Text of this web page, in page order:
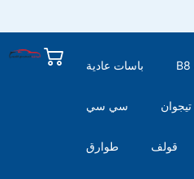
باسات عادية
سي سي تيجوان
طوارق قولف